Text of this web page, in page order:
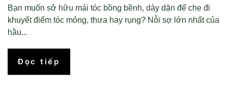
Bạn muốn sở hữu mái tóc bồng bềnh, dày dặn để che đi
khuyết điểm tóc mỏng, thưa hay rụng? Nỗi sợ lớn nhất của
hầu...
Đọc tiếp